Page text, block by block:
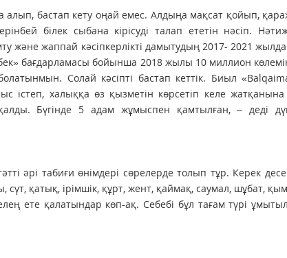
алып, бастап кету оңай емес. Алдыңа мақсат қойып,
білек сыбана кірісуді талап ететін нәсіп.
және жаппай кәсіпкерлікті дамытудың 2017- 2021
бағдарламасы бойынша 2018 жылы 10 миллион
Солай кәсіпті бастап кеттік. Биыл
істеп, халыққа өз қызметін көрсетіп келе жатқанына
Бүгінде 5 адам жұмыспен қамтылған, – деді
әрі табиғи өнімдері сөрелерде толып тұр. Керек
қатық, ірімшік, құрт, жент, қаймақ, саумал, шұбат,
ете қалатындар көп-ақ. Себебі бұл тағам түрі